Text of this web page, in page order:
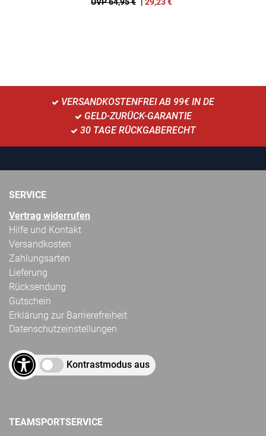
VERSANDKOSTENFREI AB 99€ IN DE
GELD-ZURÜCK-GARANTIE
30 TAGE RÜCKGABERECHT
SERVICE
Vertrag widerrufen
Hilfe und Kontakt
Versandkosten
Zahlungsarten
Lieferung
Rücksendung
Gutschein
Erklärung zur Barrierefreiheit
Datenschutzeinstellungen
Kontrastmodus aus
TEAMSPORTSERVICE